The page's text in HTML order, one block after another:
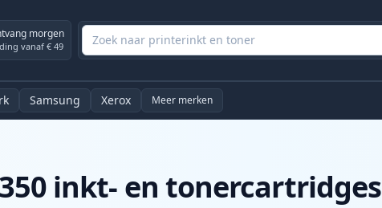
morgen
vanaf € 49
Samsung Xerox Meer merken
inkt- en tonercartridges